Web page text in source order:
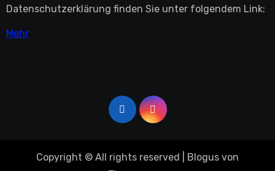
Datenschutzerklärung finden Sie unter folgendem Link:
Mehr
Copyright © All rights reserved Blogus von